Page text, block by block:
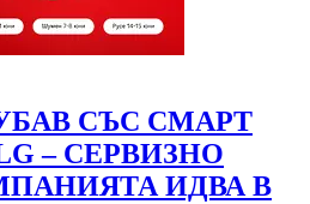
СЪС СМАРТ
– СЕРВИЗНО
ИДВА В